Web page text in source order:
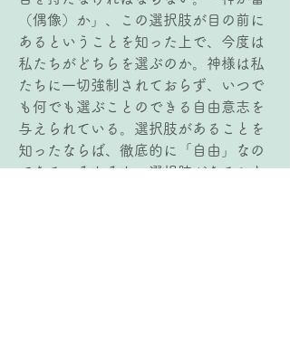
（偶像）か」、この選択肢が目の前に
あるということを知った上で、今度は
私たちがどちらを選ぶのか。神様は私
たちに一切強制されておらず、いつで
も何でも選ぶことのできる自由意志を
与えられている。選択肢があることを
知ったならば、徹底的に「自由」なの
である。そもそも、選択肢があること